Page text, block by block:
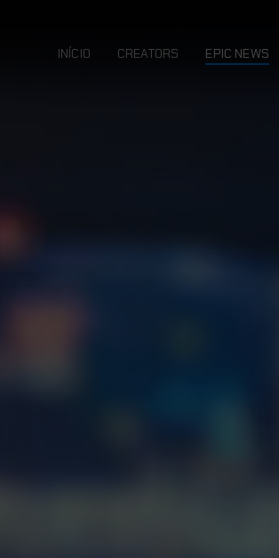
INÍCIO CREATORS EPIC NEWS